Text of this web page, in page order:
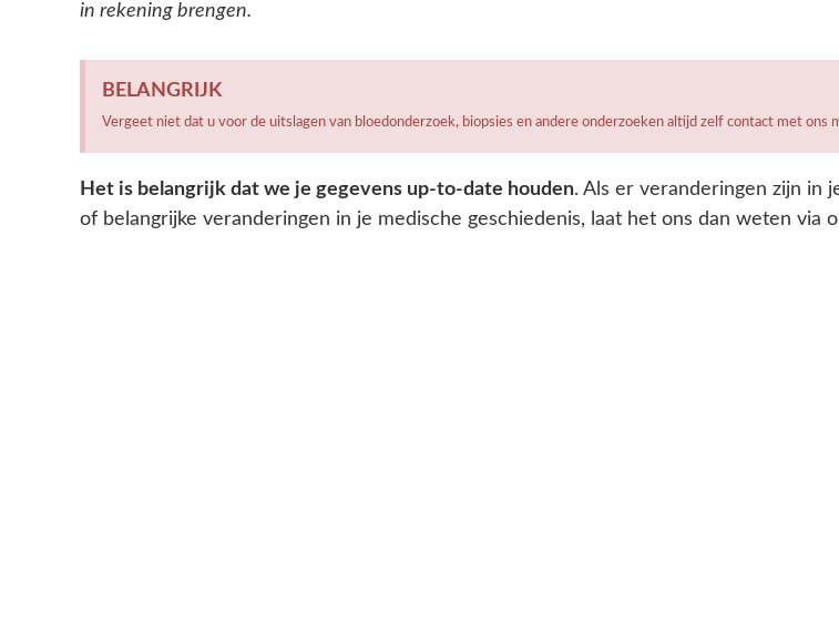
in rekening brengen.
BELANGRIJK
Vergeet niet dat u voor de uitslagen van bloedonderzoek, biopsies en andere onderzoeken altijd zelf contact met ons
Het is belangrijk dat we je gegevens up-to-date houden. Als er veranderingen zijn in
of belangrijke veranderingen in je medische geschiedenis, laat het ons dan weten via